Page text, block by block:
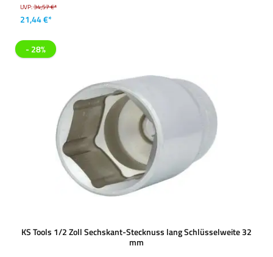
UVP:34,57 €*
21,44 €*
- 28%
KS Tools 1/2 Zoll Sechskant-Stecknuss lang Schlüsselweite 32
mm